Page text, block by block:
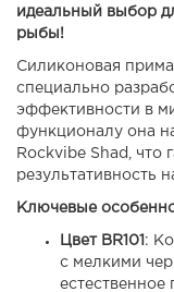
идеальный выбор
рыбы!
Силиконовая
специально
эффективности в
функционалу она
Rockvibe Shad, что
результативность
Ключевые
Цвет BR101 :
с мелкими